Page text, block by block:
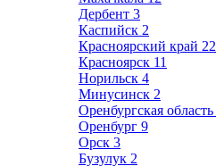
Дербент 3
Каспийск 2
Красноярский край 22
Красноярск 11
Норильск 4
Минусинск 2
Оренбургская область
Оренбург 9
Орск 3
Бузулук 2